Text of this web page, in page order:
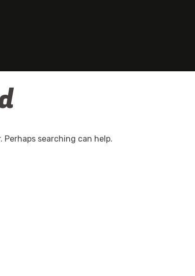
Perhaps searching can help.